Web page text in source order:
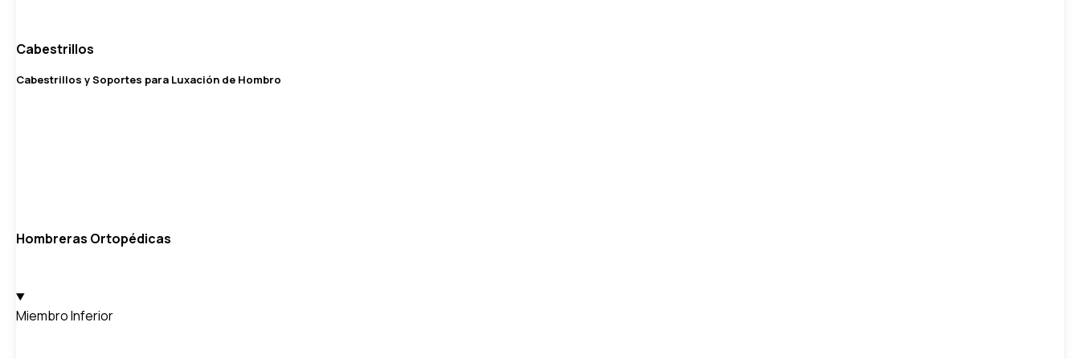
Cabestrillos
Cabestrillos y Soportes para Luxación de Hombro
Hombreras Ortopédicas
Miembro Inferior